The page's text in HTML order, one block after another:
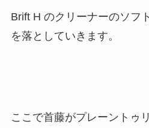
Brift H のクリーナーのソフ
を落としていきます。
ここで首藤がプレーントゥ